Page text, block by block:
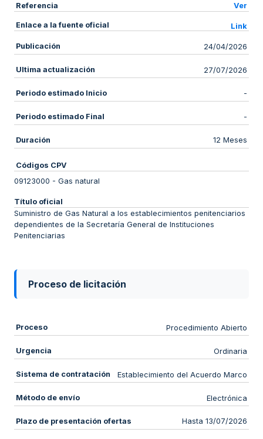
Referencia Ver
Enlace a la fuente oficial Link
Publicación 24/04/2026
Ultima actualización 27/07/2026
Periodo estimado Inicio -
Periodo estimado Final -
Duración 12 Meses
Códigos CPV
09123000 - Gas natural
Título oficial
Suministro de Gas Natural a los establecimientos penitenciarios
dependientes de la Secretaría General de Instituciones
Penitenciarias
Proceso de licitación
Proceso Procedimiento Abierto
Urgencia Ordinaria
Sistema de contratación Establecimiento del Acuerdo Marco
Método de envío Electrónica
Plazo de presentación ofertas Hasta 13/07/2026